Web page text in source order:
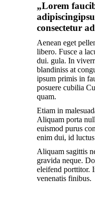
„Lorem
consectetur
Aenean eget
libero. Fusce a
dui. gula. In
blandiniss at
ipsum primis in
posuere cubilia
quam.
Etiam in
Aliquam porta
euismod purus
enim dui, id
Aliquam sagittis
gravida neque.
eleifend porttitor.
venenatis finibus.